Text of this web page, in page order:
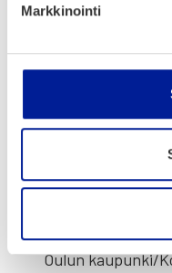
Markkinointi
In this video of
ding Inno­va­tion
Oulu Inno­va­tion
Lisä­tie­to­ja:
Hele­na Yli­sir­niö
Oulun kaupunki/